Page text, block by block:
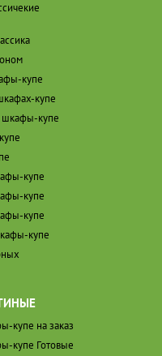
купе
купе
шкафы-купе
купе
купе
купе
купе
купе на заказ
купе Готовые